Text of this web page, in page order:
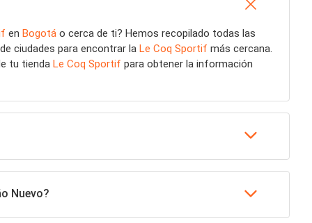
en Bogotá o cerca de ti? Hemos recopilado todas las
ciudades para encontrar la Le Coq Sportif más cercana.
tu tienda Le Coq Sportif para obtener la información
Nuevo?